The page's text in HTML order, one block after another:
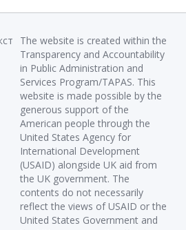
The website is created within the
Transparency and Accountability
in Public Administration and
Services Program/TAPAS. This
website is made possible by the
generous support of the
American people through the
United States Agency for
International Development
(USAID) alongside UK aid from
the UK government. The
contents do not necessarily
reflect the views of USAID or the
United States Government and